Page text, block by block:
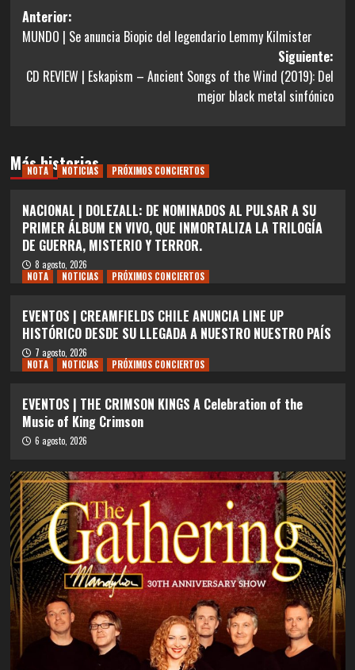
Navegación
de
entradas
Anterior:
MUNDO | Se anuncia Biopic del legendario Lemmy Kilmister
Siguiente:
CD REVIEW | Eskapism – Ancient Songs of the Wind (2019): Del
mejor black metal sinfónico
Más historias
NOTA NOTICIAS PRÓXIMOS CONCIERTOS
NACIONAL | DOLEZALL: DE NOMINADOS AL PULSAR A SU
PRIMER ÁLBUM EN VIVO, QUE INMORTALIZA LA TRILOGÍA
DE GUERRA, MISTERIO Y TERROR.
8 agosto, 2026
NOTA
NOTICIAS PRÓXIMOS CONCIERTOS
EVENTOS | CREAMFIELDS CHILE ANUNCIA LINE UP
HISTÓRICO DESDE SU LLEGADA A NUESTRO NUESTRO PAÍS
7 agosto, 2026
NOTA
NOTICIAS PRÓXIMOS CONCIERTOS
EVENTOS | THE CRIMSON KINGS A Celebration of the
Music of King Crimson
6 agosto, 2026